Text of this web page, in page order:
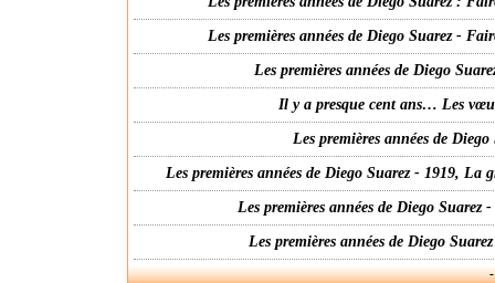
Les premières années de Diego Suarez -
Les premières années de Diego
Il y a presque cent ans… Les
Les premières années de
Les premières années de Diego Suarez - 1919,
Les premières années de Diego
Les premières années de Diego